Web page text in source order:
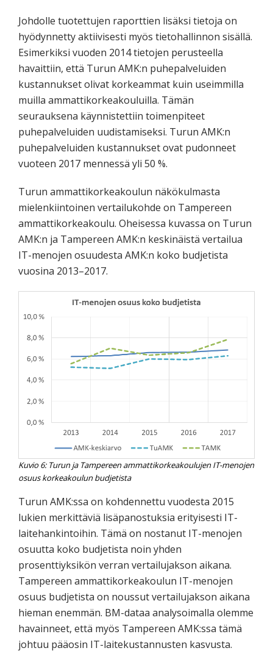
Johdolle tuotettujen raporttien lisäksi tietoja on
hyödynnetty aktiivisesti myös tietohallinnon sisällä.
Esimerkiksi vuoden 2014 tietojen perusteella
havaittiin, että Turun AMK:n puhepalveluiden
kustannukset olivat korkeammat kuin useimmilla
muilla ammattikorkeakouluilla. Tämän
seurauksena käynnistettiin toimenpiteet
puhepalveluiden uudistamiseksi. Turun AMK:n
puhepalveluiden kustannukset ovat pudonneet
vuoteen 2017 mennessä yli 50 %.
Turun ammattikorkeakoulun näkökulmasta
mielenkiintoinen vertailukohde on Tampereen
ammattikorkeakoulu. Oheisessa kuvassa on Turun
AMK:n ja Tampereen AMK:n keskinäistä vertailua
IT-menojen osuudesta AMK:n koko budjetista
vuosina 2013–2017.
Kuvio 6: Turun ja Tampereen ammattikorkeakoulujen IT-menojen
osuus korkeakoulun budjetista
Turun AMK:ssa on kohdennettu vuodesta 2015
lukien merkittäviä lisäpanostuksia erityisesti IT-
laitehankintoihin. Tämä on nostanut IT-menojen
osuutta koko budjetista noin yhden
prosenttiyksikön verran vertailujakson aikana.
Tampereen ammattikorkeakoulun IT-menojen
osuus budjetista on noussut vertailujakson aikana
hieman enemmän. BM-dataa analysoimalla olemme
havainneet, että myös Tampereen AMK:ssa tämä
johtuu pääosin IT-laitekustannusten kasvusta.